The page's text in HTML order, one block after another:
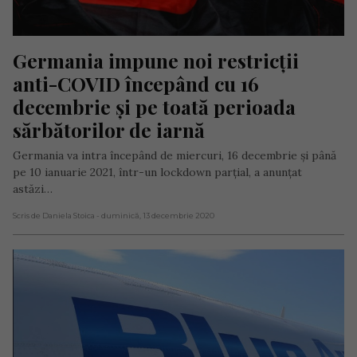
Germania impune noi restricții
anti-COVID începând cu 16
decembrie și pe toată perioada
sărbătorilor de iarnă
Germania va intra începând de miercuri, 16 decembrie și până
pe 10 ianuarie 2021, într-un lockdown parţial, a anunțat
astăzi…
Scris de Daniela Stoica - duminică, 13 decembrie 2020